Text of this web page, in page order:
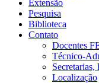
Extensão
Pesquisa
Biblioteca
Contato
Docentes
Técnico-
Localização